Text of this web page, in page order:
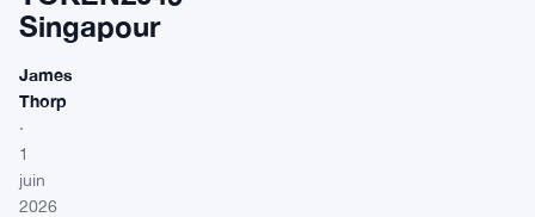
Singapour
James
Thorp
·
1
juin
2026